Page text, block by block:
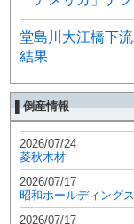
堂島川大江橋下
結果
▌倒産情報
2026/07/24
菱秋木材
2026/07/17
昭和ホールディングス
2026/07/17